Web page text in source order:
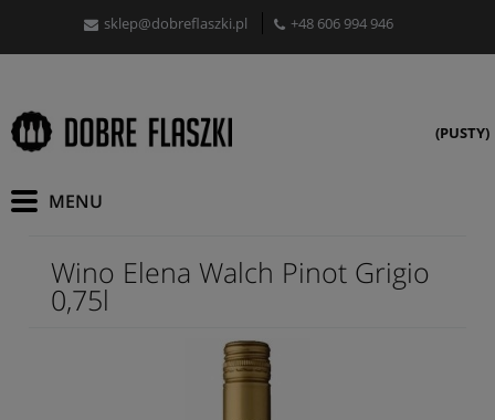
sklep@dobreflaszki.pl +48 606 994 946
(PUSTY)
Wino Elena Walch Pinot Grigio
0,75l